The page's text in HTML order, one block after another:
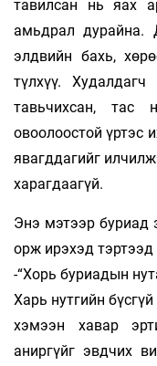
тавилсан нь яах
амьдрал дурайна.
элдвийн бахь,
түлхүү.
тавьчихсан, тас
овоолоостой үртэс
явагддагийг
харагдаагүй.
Энэ мэтээр буриад
орж ирэхэд тэртээд
-“Хорь буриадын
Харь нутгийн
хэмээн хавар
аниргүйг эвдчих